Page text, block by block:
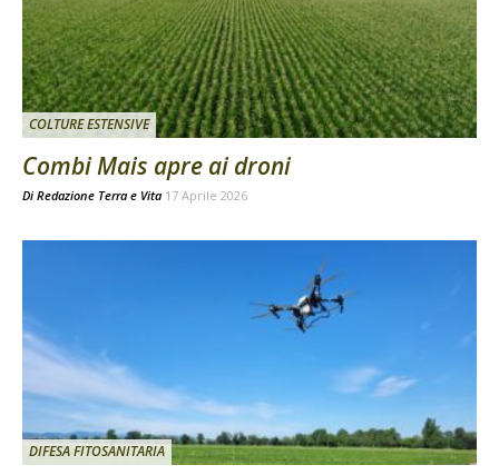
COLTURE ESTENSIVE
Combi Mais apre ai droni
Di Redazione Terra e Vita 17 Aprile 2026
DIFESA FITOSANITARIA